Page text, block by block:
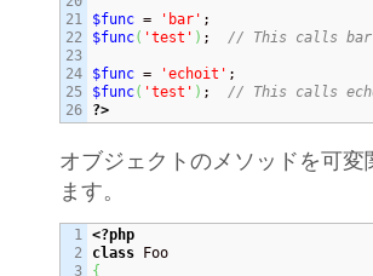
21
22
23
24
25
$func = 'bar'
$func( 'test' ) ; // This calls
$func = 'echoit'
$func( 'test' ) ; // This calls
?>
オブジェクトのメソッドを可
ます。
1
2
3
<?php
class
{